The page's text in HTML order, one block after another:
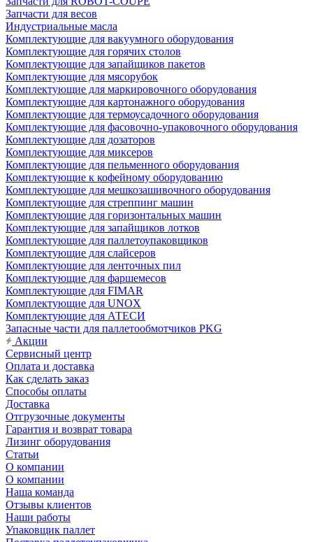
Запчасти для весов
Индустриальные масла
Комплектующие для вакуумного оборудования
Комплектующие для горячих столов
Комплектующие для запайщиков пакетов
Комплектующие для мясорубок
Комплектующие для маркировочного оборудования
Комплектующие для картонажного оборудования
Комплектующие для термоусадочного оборудования
Комплектующие для фасовочно-упаковочного оборудования
Комплектующие для дозаторов
Комплектующие для миксеров
Комплектующие для пельменного оборудования
Комплектующие к кофейному оборудованию
Комплектующие для мешкозашивочного оборудования
Комплектующие для стреппинг машин
Комплектующие для горизонтальных машин
Комплектующие для запайщиков лотков
Комплектующие для паллетоупаковщиков
Комплектующие для слайсеров
Комплектующие для ленточных пил
Комплектующие для фаршемесов
Комплектующие для FIMAR
Комплектующие для UNOX
Комплектующие для АТЕСИ
Запасные части для паллетообмотчиков PKG
Акции
Сервисный центр
Оплата и доставка
Как сделать заказ
Способы оплаты
Доставка
Отгрузочные документы
Гарантия и возврат товара
Лизинг оборудования
Статьи
О компании
О компании
Наша команда
Отзывы клиентов
Наши работы
Упаковщик паллет